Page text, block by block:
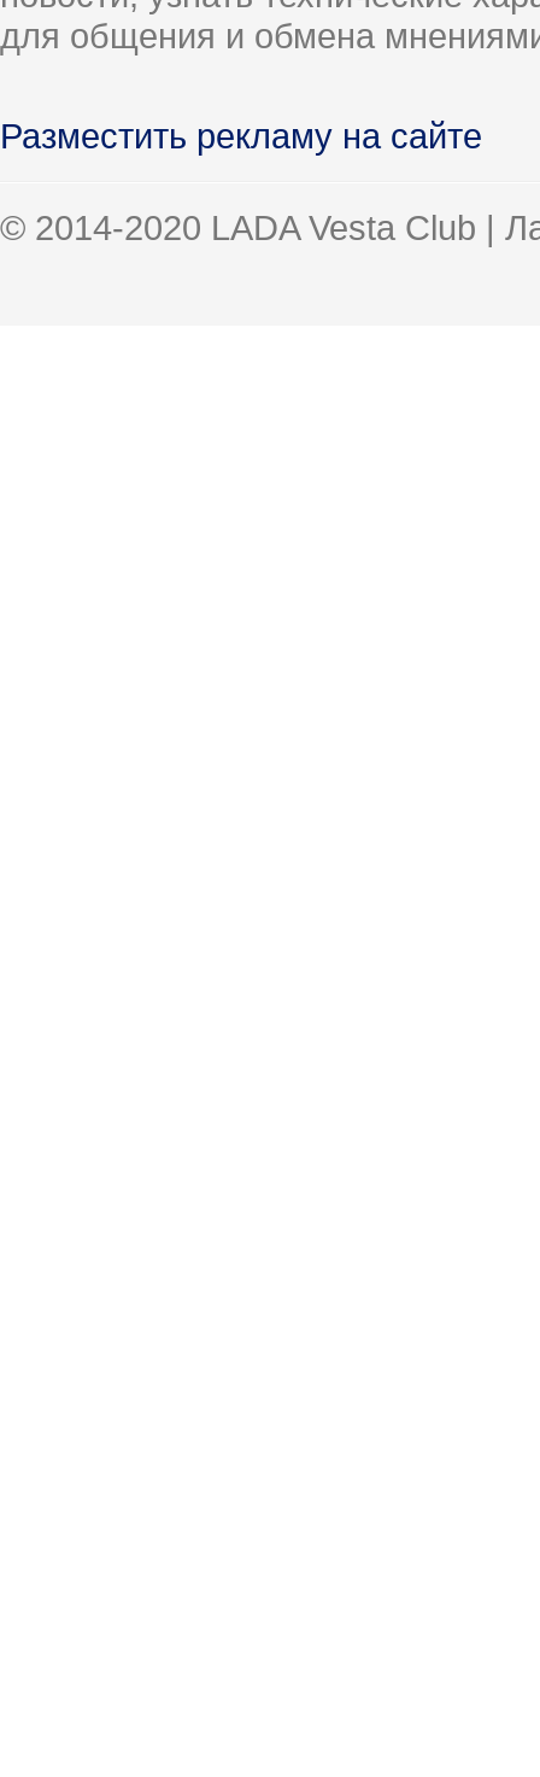
для общения и обмена
Разместить рекламу на сайте
© 2014-2020 LADA Vesta Club |